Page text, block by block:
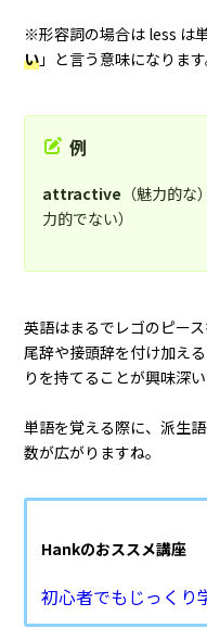
※形容詞の場合は less は
い 」と言う意味になります
例
attractive （魅力的
力的でない）
英語はまるでレゴのピー
尾辞や接頭辞を付け加え
りを持てることが興味深い
単語を覚える際に、派生
数が広がりますね。
Hankのおススメ講座
初心者でもじっくり